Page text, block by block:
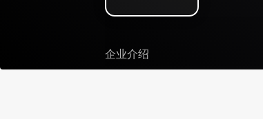
企业介绍